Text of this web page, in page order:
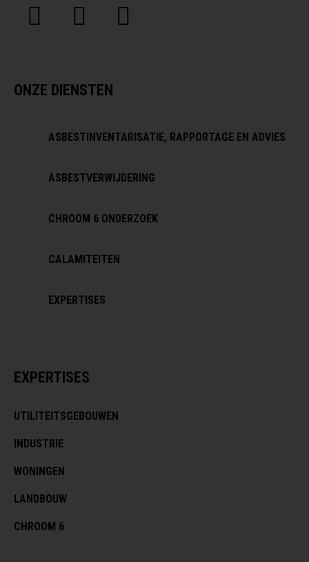
ONZE DIENSTEN
ASBESTINVENTARISATIE, RAPPORTAGE EN ADVIES
ASBESTVERWIJDERING
CHROOM 6 ONDERZOEK
CALAMITEITEN
EXPERTISES
EXPERTISES
UTILITEITSGEBOUWEN
INDUSTRIE
WONINGEN
LANDBOUW
CHROOM 6